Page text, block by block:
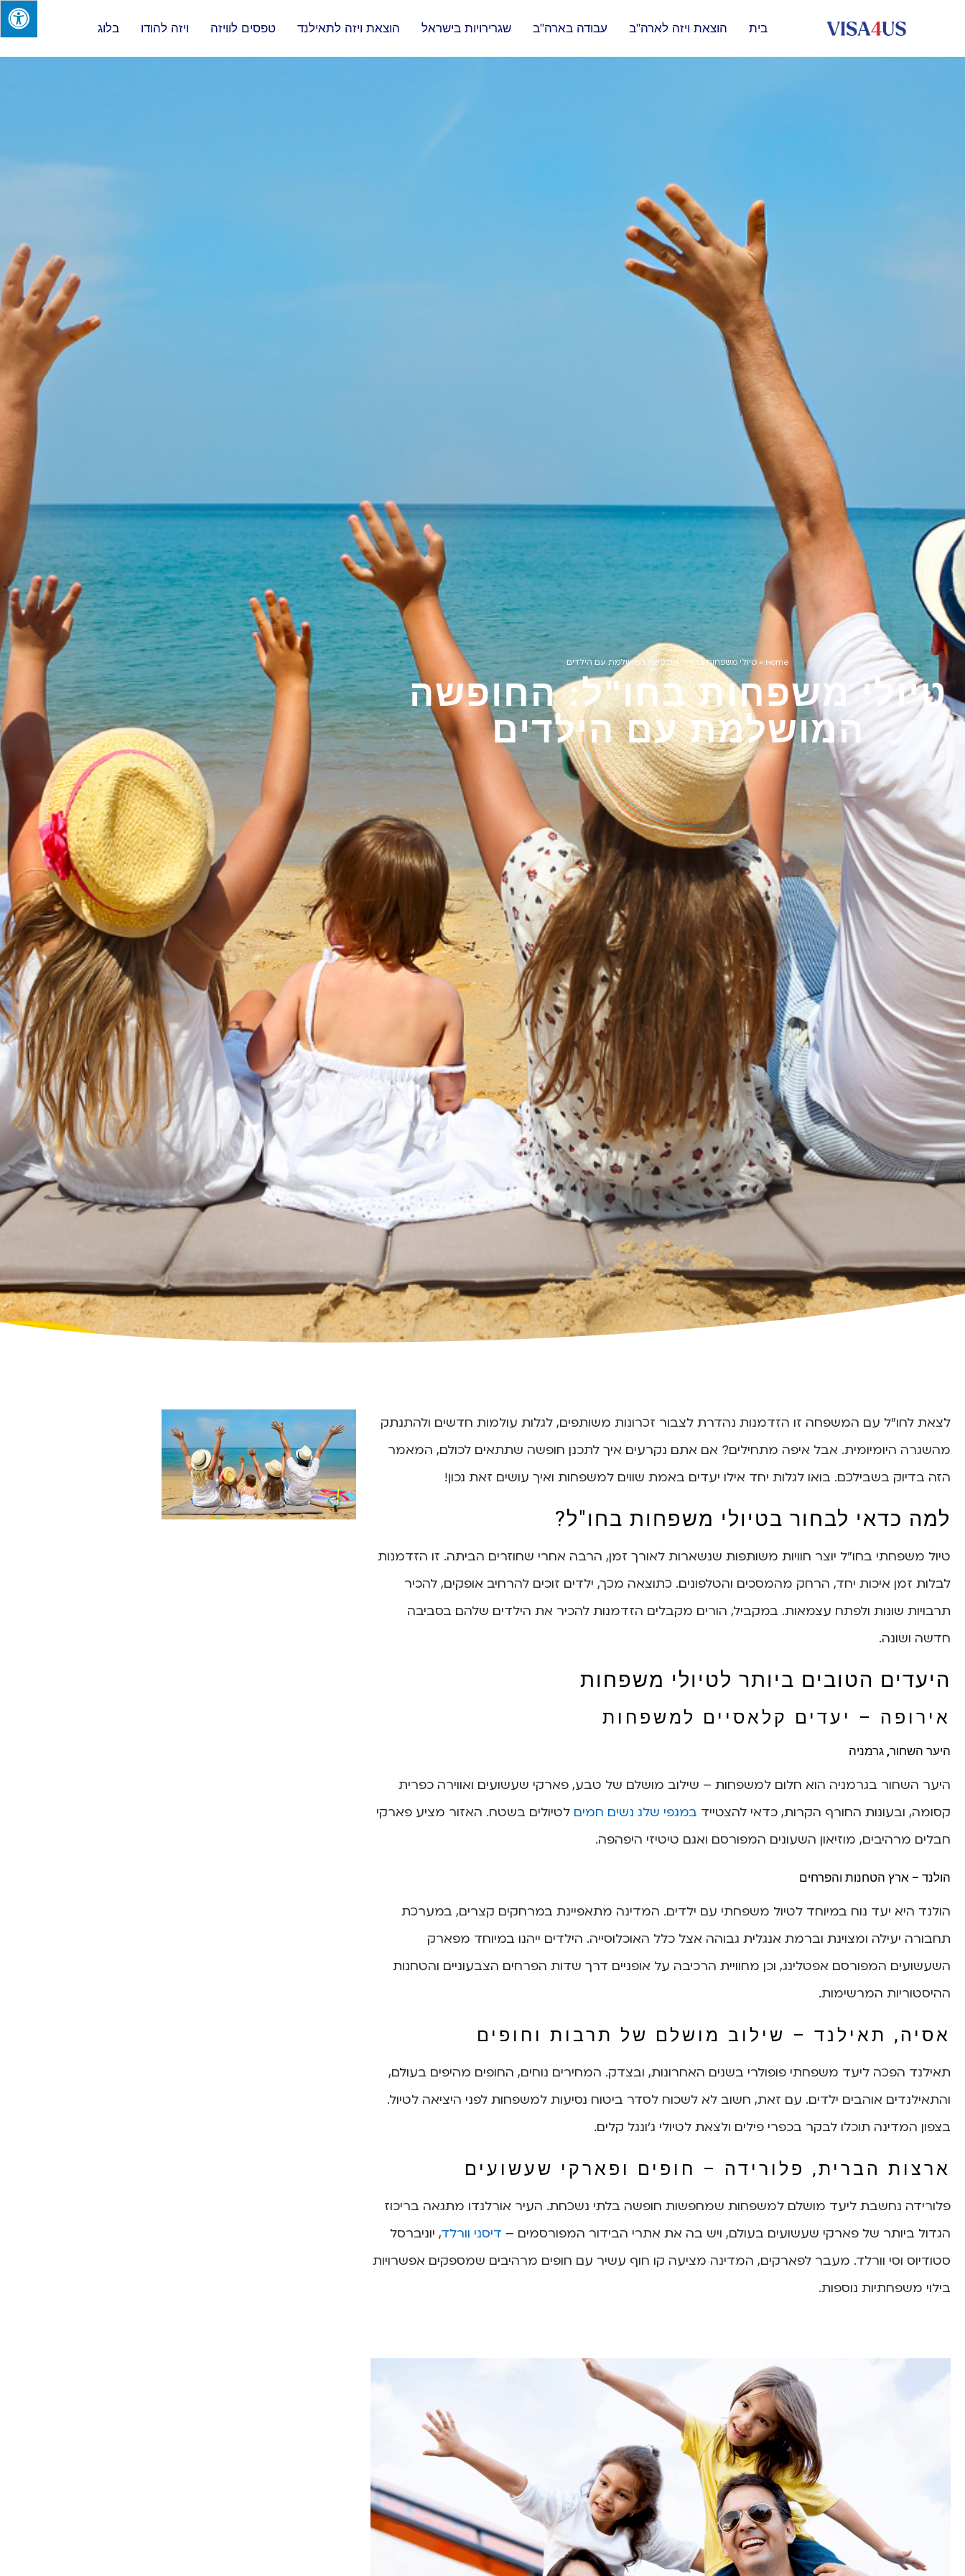
בית הוצאת ויזה לארה"ב עבודה בארה"ב שגרירויות בישראל הוצאת ויזה לתאילנד טפסים לוויזה ויזה להודו בלוג
Home
» טיולי משפחות בחו"ל: החופשה המושלמת עם הילדים
טיולי משפחות בחו"ל: החופשה
המושלמת עם הילדים
לצאת לחו"ל עם המשפחה זו הזדמנות נהדרת לצבור זכרונות משותפים, לגלות עולמות חדשים ולהתנתק
מהשגרה היומיומית. אבל איפה מתחילים? אם אתם נקרעים איך לתכנן חופשה שתתאים לכולם, המאמר
הזה בדיוק בשבילכם. בואו לגלות יחד אילו יעדים באמת שווים למשפחות ואיך עושים זאת נכון!
למה כדאי לבחור בטיולי משפחות בחו"ל?
טיול משפחתי בחו"ל יוצר חוויות משותפות שנשארות לאורך זמן, הרבה אחרי שחוזרים הביתה. זו הזדמנות
לבלות זמן איכות יחד, הרחק מהמסכים והטלפונים. כתוצאה מכך, ילדים זוכים להרחיב אופקים, להכיר
תרבויות שונות ולפתח עצמאות. במקביל, הורים מקבלים הזדמנות להכיר את הילדים שלהם בסביבה
חדשה ושונה.
היעדים הטובים ביותר לטיולי משפחות
אירופה – יעדים קלאסיים למשפחות
היער השחור, גרמניה
היער השחור בגרמניה הוא חלום למשפחות – שילוב מושלם של טבע, פארקי שעשועים ואווירה כפרית
קסומה, ובעונות החורף הקרות, כדאי להצטייד במגפי שלג נשים חמים לטיולים בשטח. האזור מציע פארקי
חבלים מרהיבים, מוזיאון השעונים המפורסם ואגם טיטיזי היפהפה.
הולנד – ארץ הטחנות והפרחים
הולנד היא יעד נוח במיוחד לטיול משפחתי עם ילדים. המדינה מתאפיינת במרחקים קצרים, במערכת
תחבורה יעילה ומצוינת וברמת אנגלית גבוהה אצל כלל האוכלוסייה. הילדים ייהנו במיוחד מפארק
השעשועים המפורסם אפטלינג, וכן מחוויית הרכיבה על אופניים דרך שדות הפרחים הצבעוניים והטחנות
ההיסטוריות המרשימות.
אסיה, תאילנד – שילוב מושלם של תרבות וחופים
תאילנד הפכה ליעד משפחתי פופולרי בשנים האחרונות, ובצדק. המחירים נוחים, החופים מהיפים בעולם,
והתאילנדים אוהבים ילדים. עם זאת, חשוב לא לשכוח לסדר ביטוח נסיעות למשפחות לפני היציאה לטיול.
בצפון המדינה תוכלו לבקר בכפרי פילים ולצאת לטיולי ג'ונגל קלים.
ארצות הברית, פלורידה – חופים ופארקי שעשועים
פלורידה נחשבת ליעד מושלם למשפחות שמחפשות חופשה בלתי נשכחת. העיר אורלנדו מתגאה בריכוז
הגדול ביותר של פארקי שעשועים בעולם, ויש בה את אתרי הבידור המפורסמים – דיסני וורלד, יוניברסל
סטודיוס וסי וורלד. מעבר לפארקים, המדינה מציעה קו חוף עשיר עם חופים מרהיבים שמספקים אפשרויות
בילוי משפחתיות נוספות.